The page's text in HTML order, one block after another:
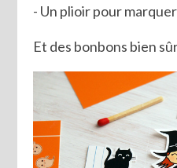
- Un plioir pour
Et des bonbons bien